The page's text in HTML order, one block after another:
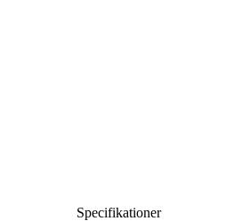
Specifikationer